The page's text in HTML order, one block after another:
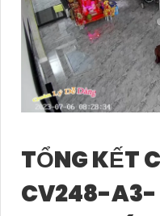
TỔNG KẾT
CV248-A3-